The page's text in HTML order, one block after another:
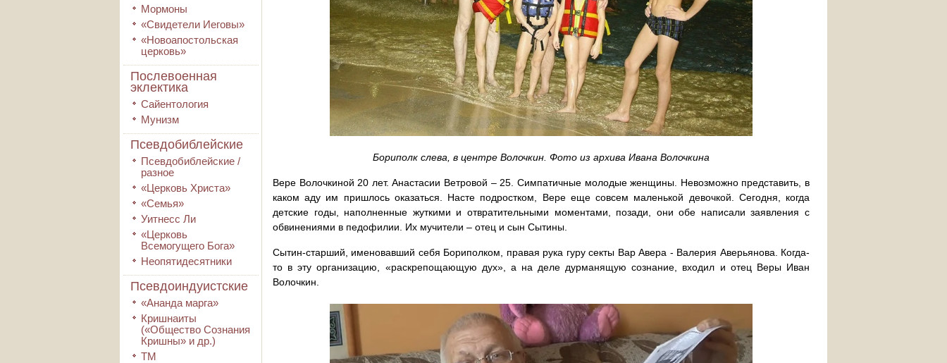
Мормоны
«Свидетели Иеговы»
«Новоапостольская
церковь»
Послевоенная
эклектика
Сайентология
Мунизм
Псевдобиблейские
Псевдобиблейские /
разное
«Церковь Христа»
«Семья»
Уитнесс Ли
«Церковь
Всемогущего Бога»
Неопятидесятники
Псевдоиндуистские
«Ананда марга»
Кришнаиты
(«Общество Сознания
Кришны» и др.)
ТМ
Бориполк слева, в центре Волочкин. Фото из архива Ивана Волочкина
Вере Волочкиной 20 лет. Анастасии Ветровой – 25. Симпатичные молодые женщины. Невозможно представить, в
каком аду им пришлось оказаться. Насте подростком, Вере еще совсем маленькой девочкой. Сегодня, когда
детские годы, наполненные жуткими и отвратительными моментами, позади, они обе написали заявления с
обвинениями в педофилии. Их мучители – отец и сын Сытины.
Сытин-старший, именовавший себя Бориполком, правая рука гуру секты Вар Авера - Валерия Аверьянова. Когда-
то в эту организацию, «раскрепощающую дух», а на деле дурманящую сознание, входил и отец Веры Иван
Волочкин.